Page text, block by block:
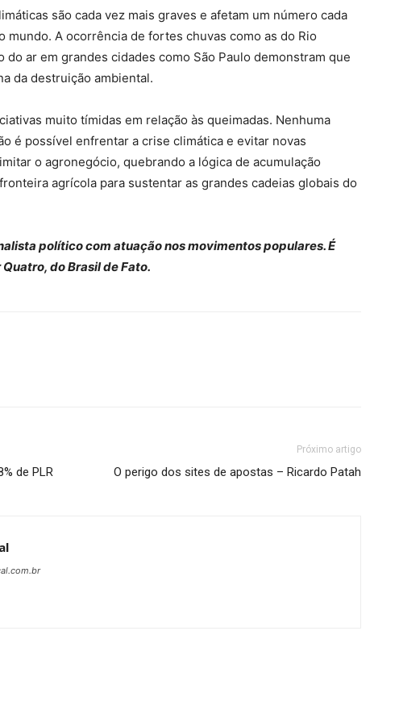
são cada vez mais graves e afetam um número cada
mundo. A ocorrência de fortes chuvas como as do Rio
do ar em grandes cidades como São Paulo demonstram que
da destruição ambiental.
muito tímidas em relação às queimadas. Nenhuma
é possível enfrentar a crise climática e evitar novas
o agronegócio, quebrando a lógica de acumulação
agrícola para sustentar as grandes cadeias globais do
político com atuação nos movimentos populares. É
do Brasil de Fato.
de PLR
Próximo artigo
O perigo dos sites de apostas – Ricardo Patah